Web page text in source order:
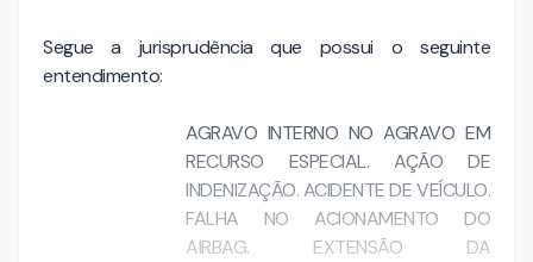
Segue a jurisprudência que possui o seguinte
entendimento:
AGRAVO INTERNO NO AGRAVO EM
RECURSO ESPECIAL. AÇÃO DE
INDENIZAÇÃO. ACIDENTE DE VEÍCULO.
FALHA NO ACIONAMENTO DO
AIRBAG. EXTENSÃO DA